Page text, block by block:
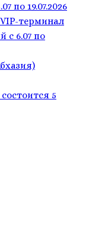
по 19.07.2026
терминал
с 6.07 по
5